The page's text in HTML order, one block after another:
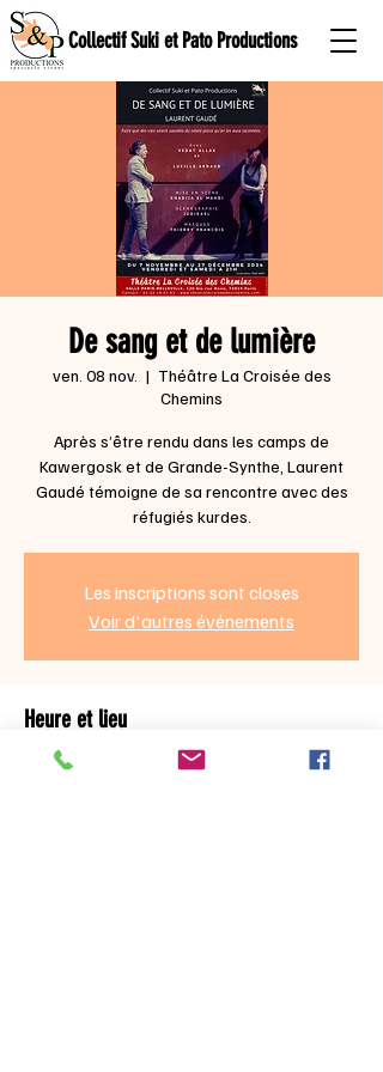
Collectif Suki et Pato Productions
De sang et de lumière
ven. 08 nov.
  |
Théâtre La Croisée des
Chemins
Après s’être rendu dans les camps de
Kawergosk et de Grande-Synthe, Laurent
Gaudé témoigne de sa rencontre avec des
réfugiés kurdes.
Les inscriptions sont closes
Voir d'autres événements
Heure et lieu
08 nov. 2024, 21:00 – 22:20